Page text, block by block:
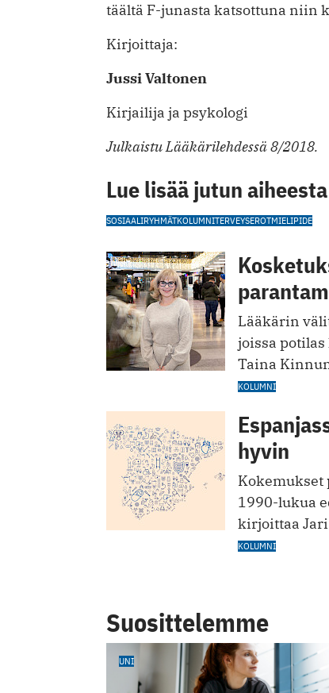
täältä F-junasta katsottuna niin
Kirjoittaja:
Jussi Valtonen
Kirjailija ja psykologi
Julkaistu Lääkärilehdessä 8/2018.
Lue lisää jutun aiheesta
SOSIAALIRYHMÄTKOLUMNITERVEYSEROTMIELIPIDE
Lääkärin
joissa
Taina
KOLUMNI
hyvin
Kokemukset
1990-lukua
kirjoittaa
KOLUMNI
Suosittelemme
UNI